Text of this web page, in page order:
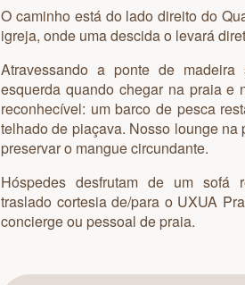
descubra
uxua
uxua
O caminho está do lado direito do
igreja, onde uma descida o levará
Atravessando a ponte de
esquerda quando chegar na praia e
reconhecível: um barco de pesca
telhado de piaçava. Nosso lounge na
preservar o mangue circundante.
Hóspedes desfrutam de um sofá
traslado cortesia de/para o UXUA
concierge ou pessoal de praia.